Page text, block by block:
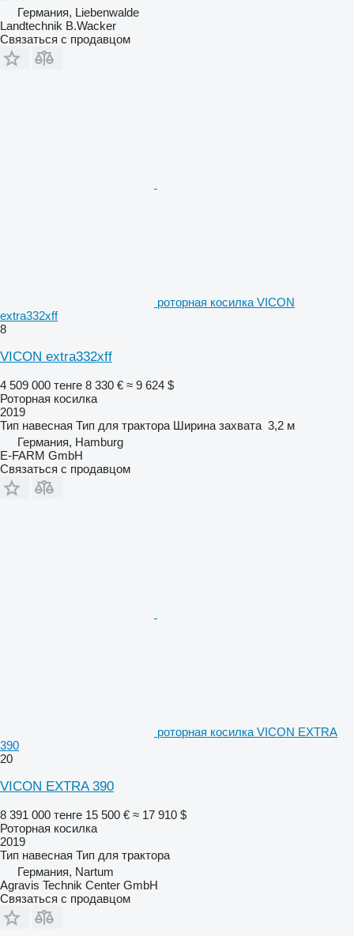
Германия, Liebenwalde
Landtechnik B.Wacker
Связаться с продавцом
роторная косилка VICON
extra332xff
8
VICON extra332xff
4 509 000 тенге 8 330 € ≈ 9 624 $
Роторная косилка
2019
Тип навесная Тип для трактора Ширина захвата 3,2 м
Германия, Hamburg
E-FARM GmbH
Связаться с продавцом
роторная косилка VICON EXTRA
390
20
VICON EXTRA 390
8 391 000 тенге 15 500 € ≈ 17 910 $
Роторная косилка
2019
Тип навесная Тип для трактора
Германия, Nartum
Agravis Technik Center GmbH
Связаться с продавцом